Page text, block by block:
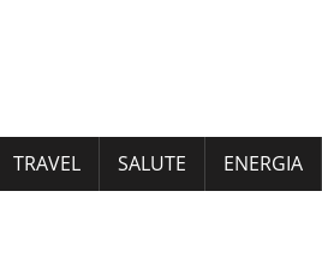
TRAVEL SALUTE ENERGIA